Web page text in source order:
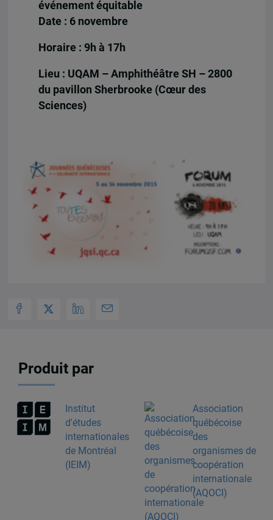
événement équitable
Date : 6 novembre
Horaire : 9h à 17h
Lieu : UQAM – Amphithéâtre SH – 2800
du pavillon Sherbrooke (Cœur des
Sciences)
Produit par
Institut
d'études
internationales
de Montréal
(IEIM)
Association
québécoise
des
organismes de
coopération
internationale
(AQOCI)